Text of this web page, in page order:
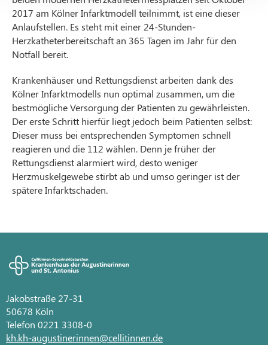
2017 am Kölner Infarktmodell teilnimmt, ist eine dieser
Anlaufstellen. Es steht mit einer 24-Stunden-
Herzkatheterbereitschaft an 365 Tagen im Jahr für den
Notfall bereit.
Krankenhäuser und Rettungsdienst arbeiten dank des
Kölner Infarktmodells nun optimal zusammen, um die
bestmögliche Versorgung der Patienten zu gewährleisten.
Der erste Schritt hierfür liegt jedoch beim Patienten selbst:
Dieser muss bei entsprechenden Symptomen schnell
reagieren und die 112 wählen. Denn je früher der
Rettungsdienst alarmiert wird, desto weniger
Herzmuskelgewebe stirbt ab und umso geringer ist der
spätere Infarktschaden.
Jakobstraße 27-31
50678 Köln
Telefon 0221 3308-0
kh.kh-augustinerinnen@cellitinnen.de